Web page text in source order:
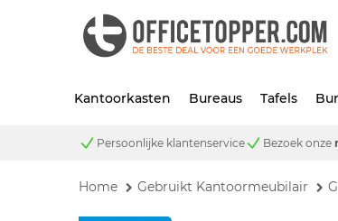
Kantoorkasten Bureaus Tafels
Persoonlijke klantenservice Bezoek onze
Home Gebruikt Kantoormeubilair